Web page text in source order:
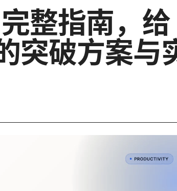
整指南，给
突破方案与